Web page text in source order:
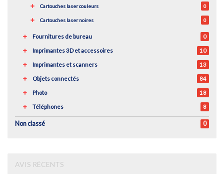
Cartouches laser couleurs 0
Cartouches laser noires 0
Fournitures de bureau 0
Imprimantes 3D et accessoires 10
Imprimantes et scanners 13
Objets connectés 84
Photo 18
Téléphones 8
Non classé 0
AVIS RÉCENTS